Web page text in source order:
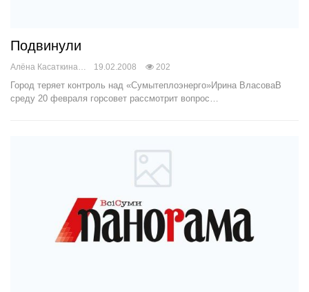
Подвинули
Алёна Касаткина 19.02.2008 202
Город теряет контроль над «Сумытеплоэнерго»Ирина ВласоваВ
среду 20 февраля горсовет рассмотрит вопрос…